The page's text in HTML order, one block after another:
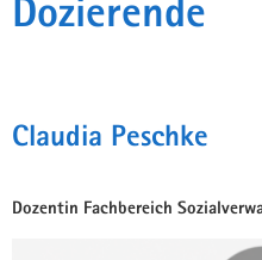
Dozierende
Claudia Peschke
Dozentin Fachbereich